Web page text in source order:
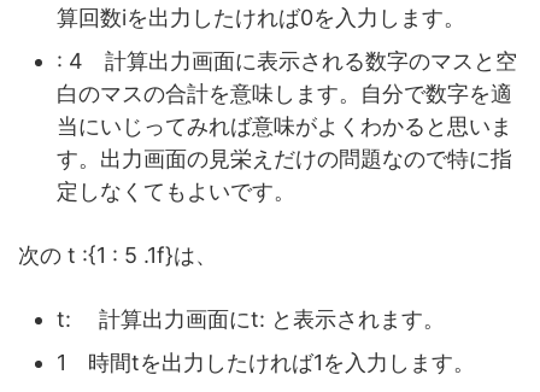
算回数iを出力したければ0を入力します。
: 4 計算出力画面に表示される数字のマスと空
白のマスの合計を意味します。自分で数字を適
当にいじってみれば意味がよくわかると思いま
す。出力画面の見栄えだけの問題なので特に指
定しなくてもよいです。
次の t :{1 : 5 .1f}は、
t: 計算出力画面にt: と表示されます。
1 時間tを出力したければ1を入力します。